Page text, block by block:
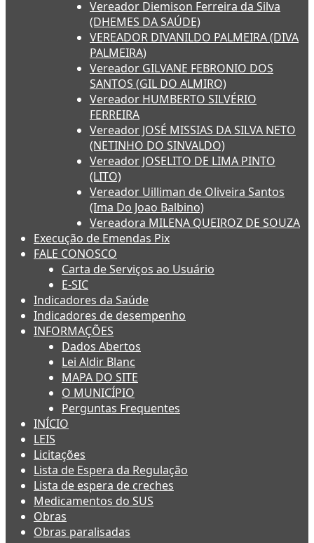
Vereador Diemison Ferreira da Silva
(DHEMES DA SAÚDE)
VEREADOR DIVANILDO PALMEIRA (DIVA
PALMEIRA)
Vereador GILVANE FEBRONIO DOS
SANTOS (GIL DO ALMIRO)
Vereador HUMBERTO SILVÉRIO
FERREIRA
Vereador JOSÉ MISSIAS DA SILVA NETO
(NETINHO DO SINVALDO)
Vereador JOSELITO DE LIMA PINTO
(LITO)
Vereador Uilliman de Oliveira Santos
(Ima Do Joao Balbino)
Vereadora MILENA QUEIROZ DE SOUZA
Execução de Emendas Pix
FALE CONOSCO
Carta de Serviços ao Usuário
E-SIC
Indicadores da Saúde
Indicadores de desempenho
INFORMAÇÕES
Dados Abertos
Lei Aldir Blanc
MAPA DO SITE
O MUNICÍPIO
Perguntas Frequentes
INÍCIO
LEIS
Licitações
Lista de Espera da Regulação
Lista de espera de creches
Medicamentos do SUS
Obras
Obras paralisadas